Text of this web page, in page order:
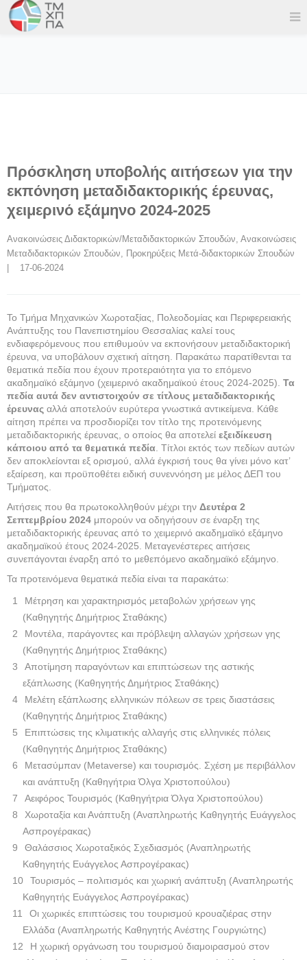
Πρόσκληση υποβολής αιτήσεων για την
εκπόνηση μεταδιδακτορικής έρευνας,
χειμερινό εξάμηνο 2024-2025
Ανακοινώσεις Διδακτορικών/Μεταδιδακτορικών Σπουδών, Ανακοινώσεις
Μεταδιδακτορικών Σπουδών, Προκηρύξεις Μετά-διδακτορικών Σπουδών
|    17-06-2024
Το Τμήμα Μηχανικών Χωροταξίας, Πολεοδομίας και Περιφερειακής
Ανάπτυξης του Πανεπιστημίου Θεσσαλίας καλεί τους
ενδιαφερόμενους που επιθυμούν να εκπονήσουν μεταδιδακτορική
έρευνα, να υποβάλουν σχετική αίτηση. Παρακάτω παρατίθενται τα
θεματικά πεδία που έχουν προτεραιότητα για το επόμενο
ακαδημαϊκό εξάμηνο (χειμερινό ακαδημαϊκού έτους 2024-2025). Τα
πεδία αυτά δεν αντιστοιχούν σε τίτλους μεταδιδακτορικής
έρευνας αλλά αποτελούν ευρύτερα γνωστικά αντικείμενα. Κάθε
αίτηση πρέπει να προσδιορίζει τον τίτλο της προτεινόμενης
μεταδιδακτορικής έρευνας, ο οποίος θα αποτελεί εξειδίκευση
κάποιου από τα θεματικά πεδία . Τίτλοι εκτός των πεδίων αυτών
δεν αποκλείονται εξ ορισμού, αλλά έγκρισή τους θα γίνει μόνο κατ’
εξαίρεση, και προϋποθέτει ειδική συνεννόηση με μέλος ΔΕΠ του
Τμήματος.
Αιτήσεις που θα πρωτοκολληθούν μέχρι την Δευτέρα 2
Σεπτεμβρίου 2024 μπορούν να οδηγήσουν σε έναρξη της
μεταδιδακτορικής έρευνας από το χειμερινό ακαδημαϊκό εξάμηνο
ακαδημαϊκού έτους 2024-2025. Μεταγενέστερες αιτήσεις
συνεπάγονται έναρξη από το μεθεπόμενο ακαδημαϊκό εξάμηνο.
Τα προτεινόμενα θεματικά πεδία είναι τα παρακάτω:
Μέτρηση και χαρακτηρισμός μεταβολών χρήσεων γης
(Καθηγητής Δημήτριος Σταθάκης)
Μοντέλα, παράγοντες και πρόβλεψη αλλαγών χρήσεων γης
(Καθηγητής Δημήτριος Σταθάκης)
Αποτίμηση παραγόντων και επιπτώσεων της αστικής
εξάπλωσης (Καθηγητής Δημήτριος Σταθάκης)
Μελέτη εξάπλωσης ελληνικών πόλεων σε τρεις διαστάσεις
(Καθηγητής Δημήτριος Σταθάκης)
Επιπτώσεις της κλιματικής αλλαγής στις ελληνικές πόλεις
(Καθηγητής Δημήτριος Σταθάκης)
Μετασύμπαν (Metaverse) και τουρισμός. Σχέση με περιβάλλον
και ανάπτυξη (Καθηγήτρια Όλγα Χριστοπούλου)
Αειφόρος Τουρισμός (Καθηγήτρια Όλγα Χριστοπούλου)
Χωροταξία και Ανάπτυξη (Αναπληρωτής Καθηγητής Ευάγγελος
Ασπρογέρακας)
Θαλάσσιος Χωροταξικός Σχεδιασμός (Αναπληρωτής
Καθηγητής Ευάγγελος Ασπρογέρακας)
Τουρισμός – πολιτισμός και χωρική ανάπτυξη (Αναπληρωτής
Καθηγητής Ευάγγελος Ασπρογέρακας)
Οι χωρικές επιπτώσεις του τουρισμού κρουαζιέρας στην
Ελλάδα (Αναπληρωτής Καθηγητής Ανέστης Γουργιώτης)
Η χωρική οργάνωση του τουρισμού διαμοιρασμού στον